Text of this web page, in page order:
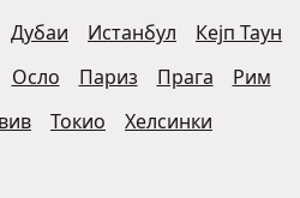
Дубаи Истанбул
Кејп Таун
Осло
Париз Прага
Рим
Токио Хелсинки